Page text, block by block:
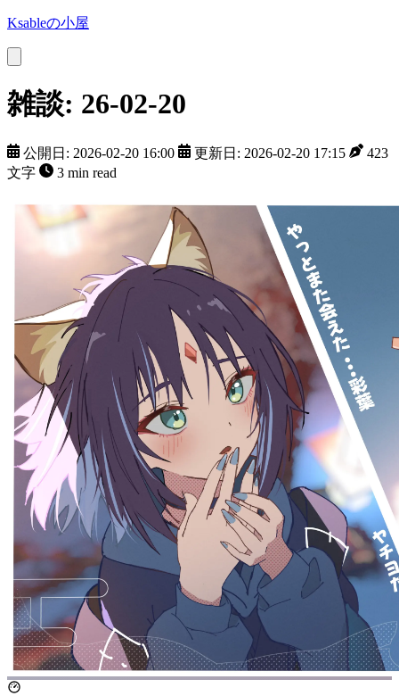
Ksableの小屋
雑談: 26-02-20
公開日: 2026-02-20 16:00 更新日: 2026-02-20 17:15
423
文字
3 min read